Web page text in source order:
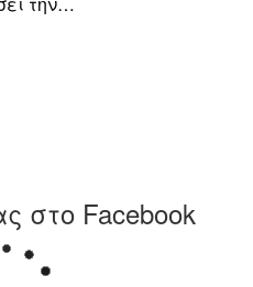
στο Facebook